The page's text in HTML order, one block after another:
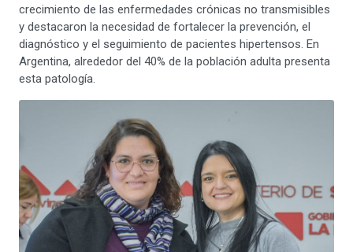
crecimiento de las enfermedades crónicas no transmisibles
y destacaron la necesidad de fortalecer la prevención, el
diagnóstico y el seguimiento de pacientes hipertensos. En
Argentina, alrededor del 40% de la población adulta presenta
esta patología.